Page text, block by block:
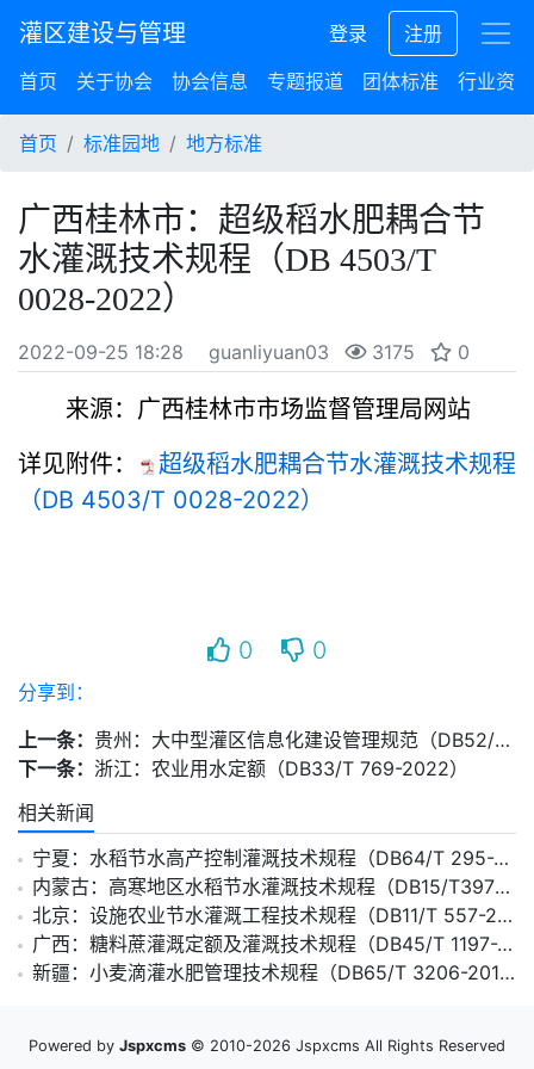
灌区建设与管理 登录
注册
首页
关于协会 协会信息 专题报道 团体标准 行业资讯
首页 标准园地 地方标准
广西桂林市：超级稻水肥耦合节
水灌溉技术规程（DB 4503/T
0028-2022）
2022-09-25 18:28 guanliyuan03 3175 0
来源：广西桂林市市场监督管理局网站
详见附件：
超级稻水肥耦合节水灌溉技术规程
（DB 4503/T 0028-2022）
0 0
分享到：
上一条： 贵州：大中型灌区信息化建设管理规范（DB52/T 1610-2021）
下一条： 浙江：农业用水定额（DB33/T 769-2022）
相关新闻
宁夏：水稻节水高产控制灌溉技术规程（DB64/T 295-2004）
内蒙古：高寒地区水稻节水灌溉技术规程（DB15/T397-2004）
北京：设施农业节水灌溉工程技术规程（DB11/T 557-2008）
广西：糖料蔗灌溉定额及灌溉技术规程（DB45/T 1197-2015）
新疆：小麦滴灌水肥管理技术规程（DB65/T 3206-2011）
Powered by Jspxcms © 2010-2026 Jspxcms All Rights Reserved